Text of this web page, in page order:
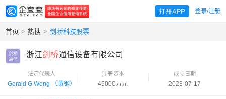
登录/注册
首页 > 热搜 > 剑桥科技股票
剑桥
通信
浙江剑桥通信设备有限公司
法定代表人
Gerald G Wong （黄钢）
注册资本
45000万元
成立日期
2023-07-17